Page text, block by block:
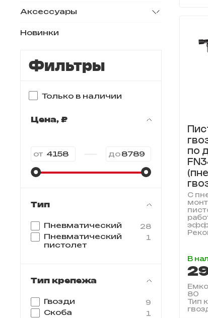
по
С
В
80
Тип
Аксессуары
Новинки
Фильтры
Только в наличии
Цена, ₽
от до
Тип
Пневматический 28
Пневматический
пистолет
1
Тип крепежа
Гвозди 9
Скоба 1